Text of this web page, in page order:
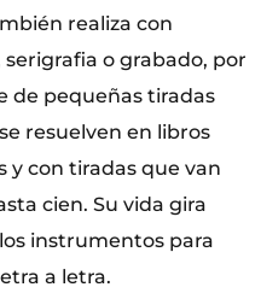
realiza con
o grabado, por
de pequeñas tiradas
resuelven en libros
y con tiradas que van
cien. Su vida gira
instrumentos para
a letra.